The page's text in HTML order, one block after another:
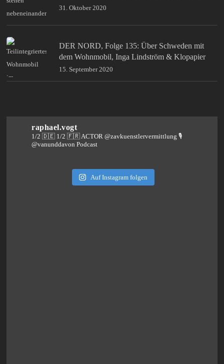
31. Oktober 2020
DER NORD, Folge 135: Über Schweden mit
dem Wohnmobil, Inga Lindström & Klopapier
15. September 2020
raphael.vogt
1/2 🇩🇪 1/2 🇫🇷 ACTOR @zavkuenstlervermittlung🎙️
@vanunddavon Podcast
Auf Instagram folgen